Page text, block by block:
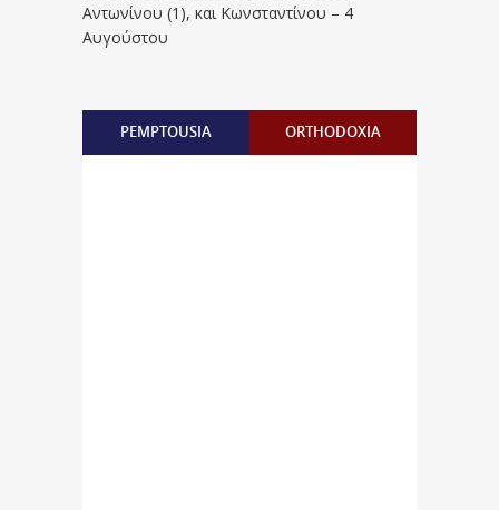
Aντωνίνου (1), και Kωνσταντίνου – 4
Αυγούστου
PEMPTOUSIA ORTHODOXIA